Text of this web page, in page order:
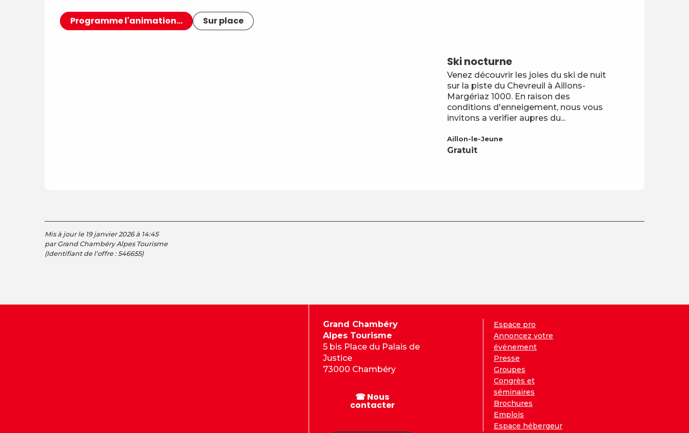
Programme l'animation... Sur place
Gratuit
Ski nocturne
Venez découvrir les joies du ski de nuit
sur la piste du Chevreuil à Aillons-
Margériaz 1000. En raison des
conditions d'enneigement, nous vous
invitons a verifier aupres du...
Aillon-le-Jeune
Mis à jour le 19 janvier 2026 à 14:45
par Grand Chambéry Alpes Tourisme
(Identifiant de l'offre :546655)
Grand Chambéry
Alpes Tourisme
5 bis Place du Palais de
Justice
73000 Chambéry
☎ Nous
contacter
Espace pro
Annoncez votre
événement
Presse
Groupes
Congrès et
séminaires
Brochures
Emplois
Espace hébergeur